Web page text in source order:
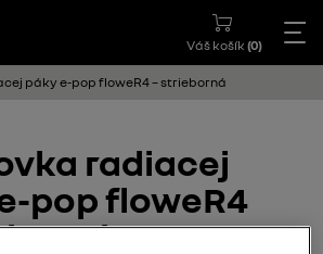
Váš košík (0)
páky e-pop floweR4 – strieborná
radiacej
pop floweR4